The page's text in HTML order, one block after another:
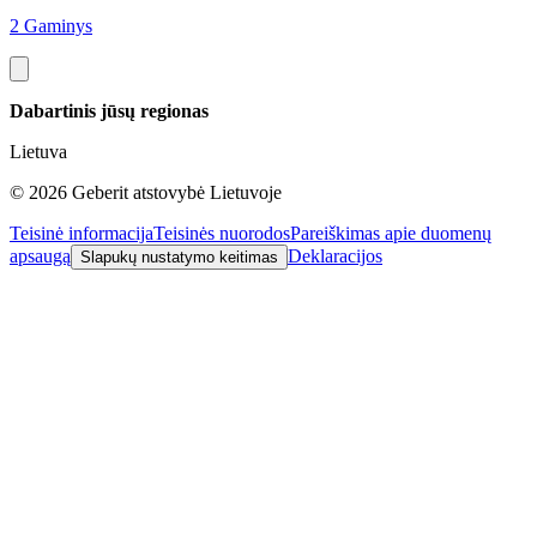
2 Gaminys
Dabartinis jūsų regionas
Lietuva
© 2026 Geberit atstovybė Lietuvoje
Teisinė informacijaTeisinės nuorodosPareiškimas apie duomenų
apsaugą Slapukų nustatymo keitimas Deklaracijos